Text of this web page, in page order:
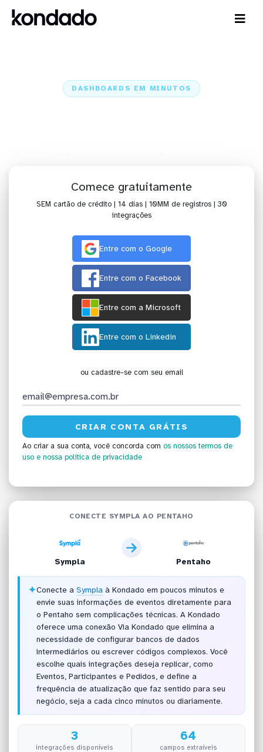
DASHBOARDS EM MINUTOS
Comece gratuitamente
SEM cartão de crédito | 14 dias | 10MM de registros | 30
integrações
Entre com o Google
Entre com o Facebook
Entre com a Microsoft
Entre com o Linkedin
ou cadastre-se com seu email
Ao criar a sua conta, você concorda com os nossos termos de
uso e nossa política de privacidade
CONECTE SYMPLA AO PENTAHO
Sympla Pentaho
✦Conecte a Symplaà Kondado em poucos minutos e
envie suas informações de eventos diretamente para
o Pentaho sem complicações técnicas. A Kondado
oferece uma conexão Via Kondado que elimina a
necessidade de configurar bancos de dados
intermediários ou escrever códigos complexos. Você
escolhe quais integrações deseja replicar, como
Eventos, Participantes e Pedidos, e define a
frequência de atualização que faz sentido para seu
negócio, seja a cada cinco minutos ou diariamente.
3
integrações disponíveis
64
campos extraíveis